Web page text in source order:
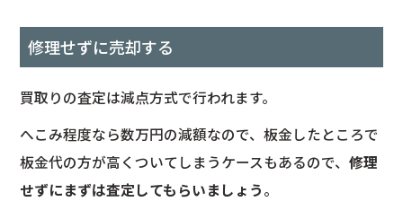
修理せずに売却する
買取りの査定は減点方式で行われます。
へこみ程度なら数万円の減額なので、板金したところで
板金代の方が高くついてしまうケースもあるので、修理
せずにまずは査定してもらいましょう。